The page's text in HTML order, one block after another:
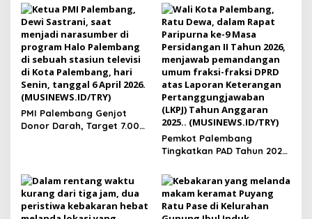
PMI Palembang Genjot
Donor Darah, Target 7.000
Pemkot Palembang
Tingkatkan PAD Tahun 2026
Infrastruktur